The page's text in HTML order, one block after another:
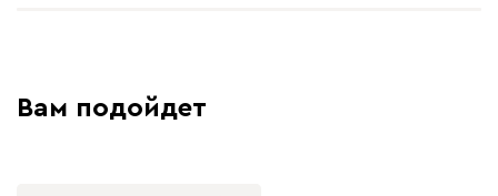
Вам подойдет